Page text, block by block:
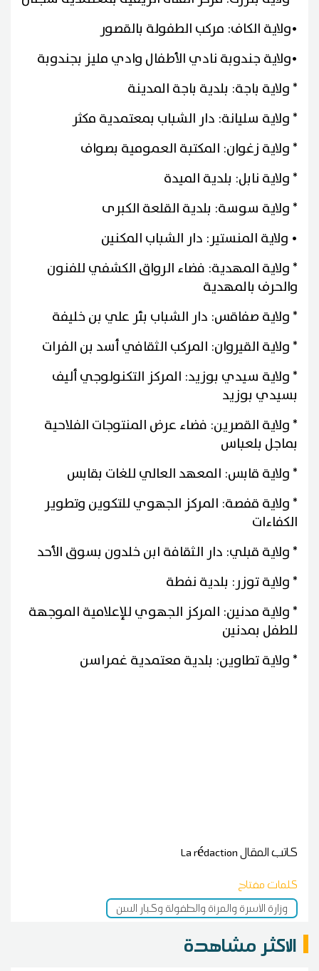
•ولاية الكاف: مركب الطفولة بالقصور
•ولاية جندوبة نادي الأطفال وادي مليز بجندوبة
* ولاية باجة: بلدية باجة المدينة
* ولاية سليانة: دار الشباب بمعتمدية مكثر
* ولاية زغوان: المكتبة العمومية بصواف
* ولاية نابل: بلدية الميدة
* ولاية سوسة: بلدية القلعة الكبرى
• ولاية المنستير: دار الشباب المكنين
* ولاية المهدية: فضاء الرواق الكشفي للفنون
والحرف بالمهدية
* ولاية صفاقس: دار الشباب بئر علي بن خليفة
* ولاية القيروان: المركب الثقافي أسد بن الفرات
* ولاية سيدي بوزيد: المركز التكنولوجي أليف
بسيدي بوزيد
* ولاية القصرين: فضاء عرض المنتوجات الفلاحية
بماجل بلعباس
* ولاية قابس: المعهد العالي للغات بقابس
* ولاية قفصة: المركز الجهوي للتكوين وتطوير
الكفاءات
* ولاية قبلي: دار الثقافة ابن خلدون بسوق الأحد
* ولاية توزر: بلدية نفطة
* ولاية مدنين: المركز الجهوي للإعلامية الموجهة
للطفل بمدنين
* ولاية تطاوين: بلدية معتمدية غمراسن
كاتب المقالLa rédaction
كلمات مفتاح
وزارة الأسرة والمرأة والطفولة وكبار السن
الاكثر مشاهدة